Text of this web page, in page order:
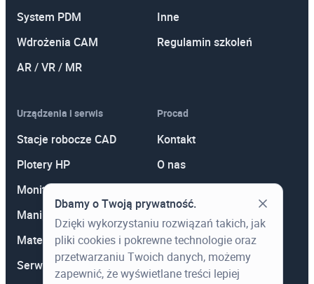
System PDM
Wdrożenia CAM
AR / VR / MR
Inne
Regulamin szkoleń
Urządzenia i serwis
Stacje robocze CAD
Plotery HP
Monitory
Manipulatory 3D
Materiały eksploatacyjne
Serwis
Procad
Kontakt
O nas
Aktualności
Wiedza
Dbamy o Twoją prywatność.
Dzięki wykorzystaniu rozwiązań takich, jak
pliki cookies i pokrewne technologie oraz
przetwarzaniu Twoich danych, możemy
zapewnić, że wyświetlane treści lepiej